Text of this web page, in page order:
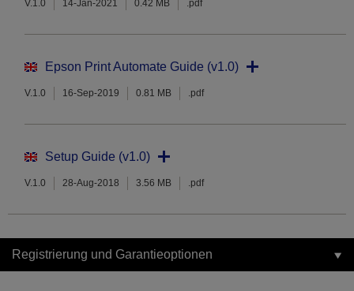
V.1.0 14-Jan-2021 0.42 MB .pdf
Epson Print Automate Guide (v1.0)
V.1.0 16-Sep-2019 0.81 MB .pdf
Setup Guide (v1.0)
V.1.0 28-Aug-2018 3.56 MB .pdf
Registrierung und Garantieoptionen